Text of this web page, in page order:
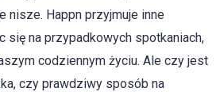
nisze. Happn przyjmuje inne
się na przypadkowych spotkaniach,
codziennym życiu. Ale czy jest
czy prawdziwy sposób na